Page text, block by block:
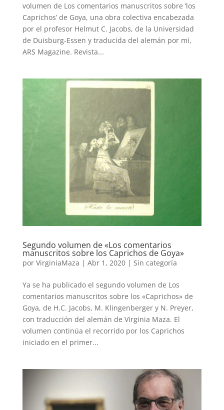
volumen de Los comentarios manuscritos sobre ‘los
Caprichos’ de Goya, una obra colectiva encabezada
por el profesor Helmut C. Jacobs, de la Universidad
de Duisburg-Essen y traducida del alemán por mí,
ARS Magazine. Revista...
Segundo volumen de «Los comentarios
manuscritos sobre los Caprichos de Goya»
por VirginiaMaza | Abr 1, 2020| Sin categoría
Ya se ha publicado el segundo volumen de Los
comentarios manuscritos sobre los «Caprichos» de
Goya, de H.C. Jacobs, M. Klingenberger y N. Preyer,
con traducción del alemán de Virginia Maza. El
volumen continúa el recorrido por los Caprichos
iniciado en el primer...